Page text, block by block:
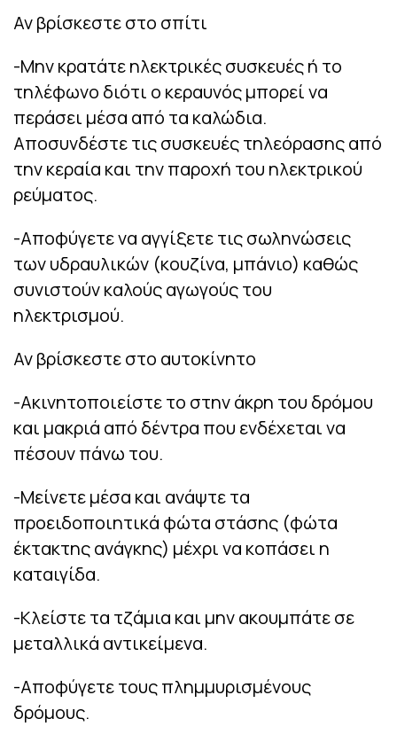
Αν βρίσκεστε στο σπίτι
-Μην κρατάτε ηλεκτρικές συσκευές ή το
τηλέφωνο διότι ο κεραυνός μπορεί να
περάσει μέσα από τα καλώδια.
Αποσυνδέστε τις συσκευές τηλεόρασης από
την κεραία και την παροχή του ηλεκτρικού
ρεύματος.
-Αποφύγετε να αγγίξετε τις σωληνώσεις
των υδραυλικών (κουζίνα, μπάνιο) καθώς
συνιστούν καλούς αγωγούς του
ηλεκτρισμού.
Αν βρίσκεστε στο αυτοκίνητο
-Ακινητοποιείστε το στην άκρη του δρόμου
και μακριά από δέντρα που ενδέχεται να
πέσουν πάνω του.
-Μείνετε μέσα και ανάψτε τα
προειδοποιητικά φώτα στάσης (φώτα
έκτακτης ανάγκης) μέχρι να κοπάσει η
καταιγίδα.
-Κλείστε τα τζάμια και μην ακουμπάτε σε
μεταλλικά αντικείμενα.
-Αποφύγετε τους πλημμυρισμένους
δρόμους.